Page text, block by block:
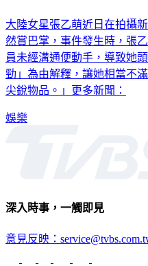
大陸女星張乙萌近日在拍攝
然賞巴掌，事件發生時，張
員未經溝通便動手，導致她
勁」為由解釋，讓她相當不
尖銳物品。」更多新聞：
娛樂
深入時事，一觸即見
意見反映：